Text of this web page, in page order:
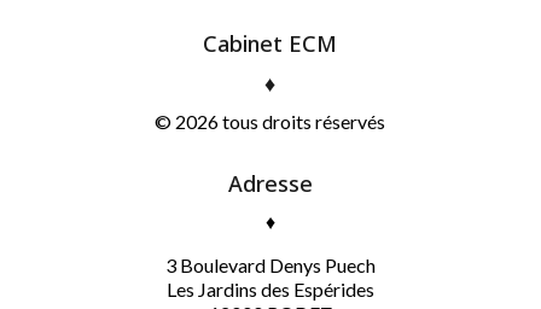
Cabinet ECM
♦
© 2026 tous droits réservés
Adresse
♦
3 Boulevard Denys Puech
Les Jardins des Espérides